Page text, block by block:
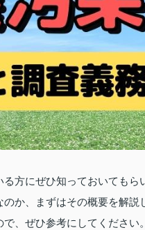
方にぜひ知っておいてもら
か、まずはその概要を解
、ぜひ参考にしてください。